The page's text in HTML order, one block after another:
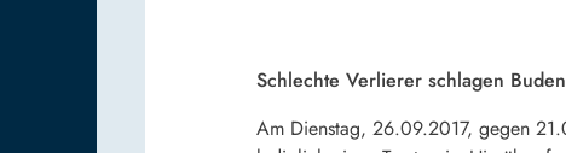
Schlechte Verlierer schlagen
Am Dienstag, 26.09.2017, gegen